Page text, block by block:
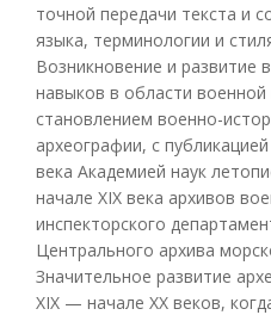
точной передачи текста и
языка, терминологии и
Возникновение и развитие
навыков в области
становлением военно-
археографии, с
века Академией наук
начале XIX века архивов
инспекторского
Центрального архива
Значительное развитие
XIX — начале XX веков,